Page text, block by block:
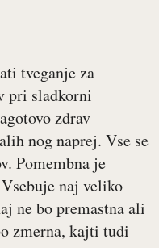
tveganje za
pri sladkorni
zdrav
nog naprej. Vse se
Pomembna je
naj veliko
ne bo premastna ali
zmerna, kajti tudi